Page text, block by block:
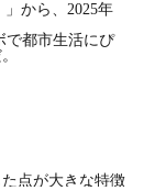
から、2025年
で都市生活にぴ
点が大きな特徴